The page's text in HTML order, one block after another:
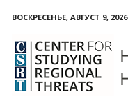
ВОСКРЕСЕНЬЕ, АВГУСТ 9, 2026
Центр
изучения
региональных
угроз